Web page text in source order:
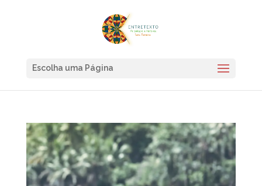
Escolha uma Página